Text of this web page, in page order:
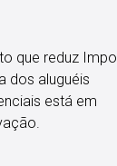
que reduz
dos aluguéis
está em